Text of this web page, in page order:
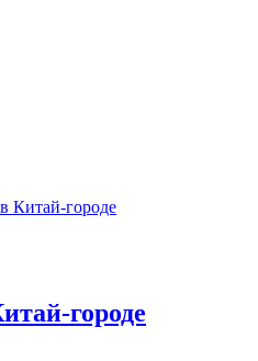
Китай-городе
городе